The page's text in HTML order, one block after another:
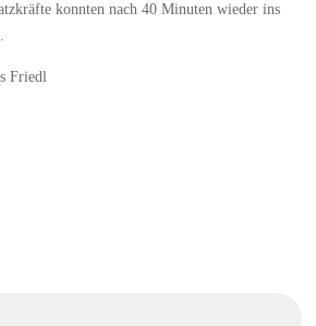
konnten nach 40 Minuten wieder ins
Friedl